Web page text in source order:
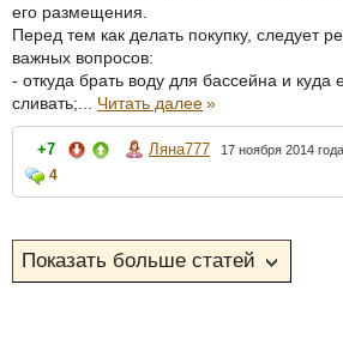
его размещения.
Перед тем как делать покупку, следует
важных вопросов:
- откуда брать воду для бассейна и
сливать;... Читать далее»
+7 Ляна777 17 ноября 2014 года
4